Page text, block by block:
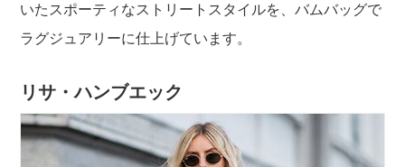
いたスポーティなストリートスタイルを、バムバッグで
ラグジュアリーに仕上げています。
リサ・ハンブエック